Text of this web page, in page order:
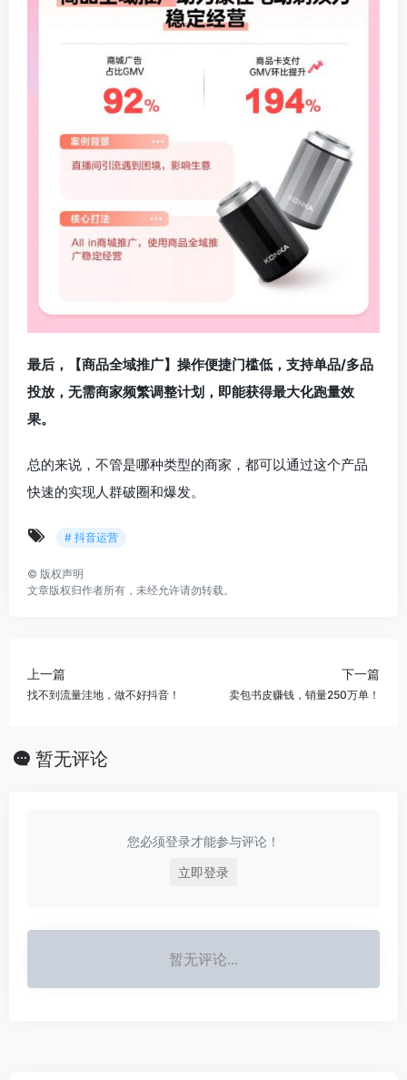
最后，【商品全域推广】操作便捷门槛低，支持单品/多品
投放，无需商家频繁调整计划，即能获得最大化跑量效
果。
总的来说，不管是哪种类型的商家，都可以通过这个产品
快速的实现人群破圈和爆发。
# 抖音运营
© 版权声明
文章版权归作者所有，未经允许请勿转载。
上一篇
找不到流量洼地，做不好抖音！
下一篇
卖包书皮赚钱，销量250万单！
暂无评论
您必须登录才能参与评论！
立即登录
暂无评论...